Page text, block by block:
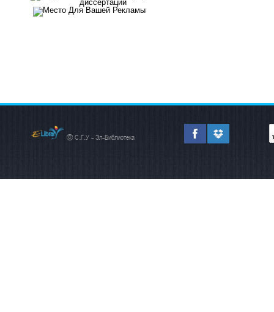
© С.Г.У - Эл-Библиотека